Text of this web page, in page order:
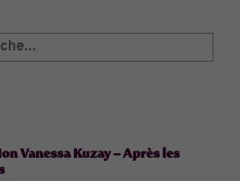
Vanessa Kuzay – Après les